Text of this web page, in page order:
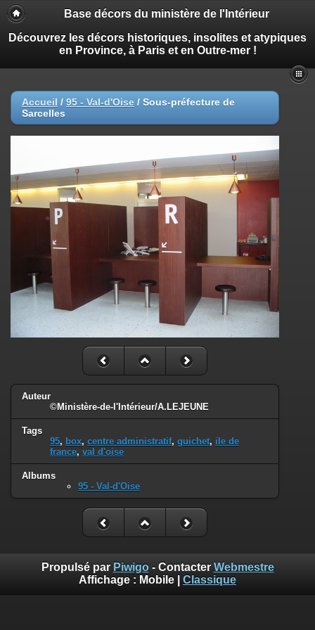
Base décors du ministère de l'Intérieur
Découvrez les décors historiques, insolites et atypiques
en Province, à Paris et en Outre-mer !
Accueil / 95 - Val-d'Oise / Sous-préfecture de
Sarcelles
Auteur
©Ministère-de-l'Intérieur/A.LEJEUNE
Tags
95, box, centre administratif, guichet, ile de
france, val d'oise
Albums
95 - Val-d'Oise
Propulsé par Piwigo- Contacter Webmestre
Affichage : Mobile Classique